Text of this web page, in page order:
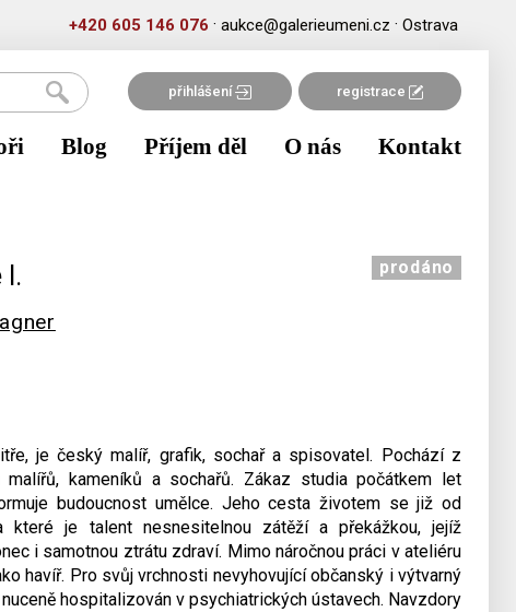
+420 605 146 076 · aukce@galerieumeni.cz · Ostrava
přihlášení registrace
Blog Příjem děl O nás Kontakt
I. prodáno
je český malíř, grafik, sochař a spisovatel. Pochází z
malířů, kameníků a sochařů. Zákaz studia počátkem let
budoucnost umělce. Jeho cesta životem se již od
které je talent nesnesitelnou zátěží a překážkou, jejíž
i samotnou ztrátu zdraví. Mimo náročnou práci v ateliéru
havíř. Pro svůj vrchnosti nevyhovující občanský i výtvarný
hospitalizován v psychiatrických ústavech. Navzdory